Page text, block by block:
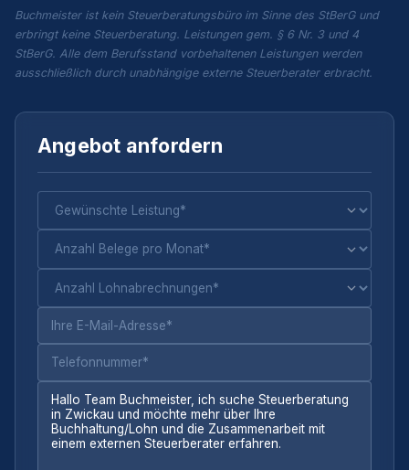
Buchmeister ist kein Steuerberatungsbüro im Sinne des StBerG und
erbringt keine Steuerberatung. Leistungen gem. § 6 Nr. 3 und 4
StBerG. Alle dem Berufsstand vorbehaltenen Leistungen werden
ausschließlich durch unabhängige externe Steuerberater erbracht.
Angebot anfordern